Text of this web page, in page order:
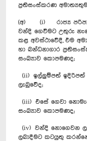
ප්‍රතිසංස්කරණ
(අ) (i) රාජ්‍ය
වන්දි ගෙවීමට උතුරු
කළ අවස්ථාවේදී, එම
හා බන්ධනාගාර
සංඛ්‍යාව කොපමණද;
(ii) ඉල්ලුම්පත් ඉදිරිපත්
ලැබුවේද;
(iii) එසේ ගෙවා
සංඛ්‍යාව කොපමණද;
(iv) වන්දි නොගෙවන
ලබාදීමට කටයුතු